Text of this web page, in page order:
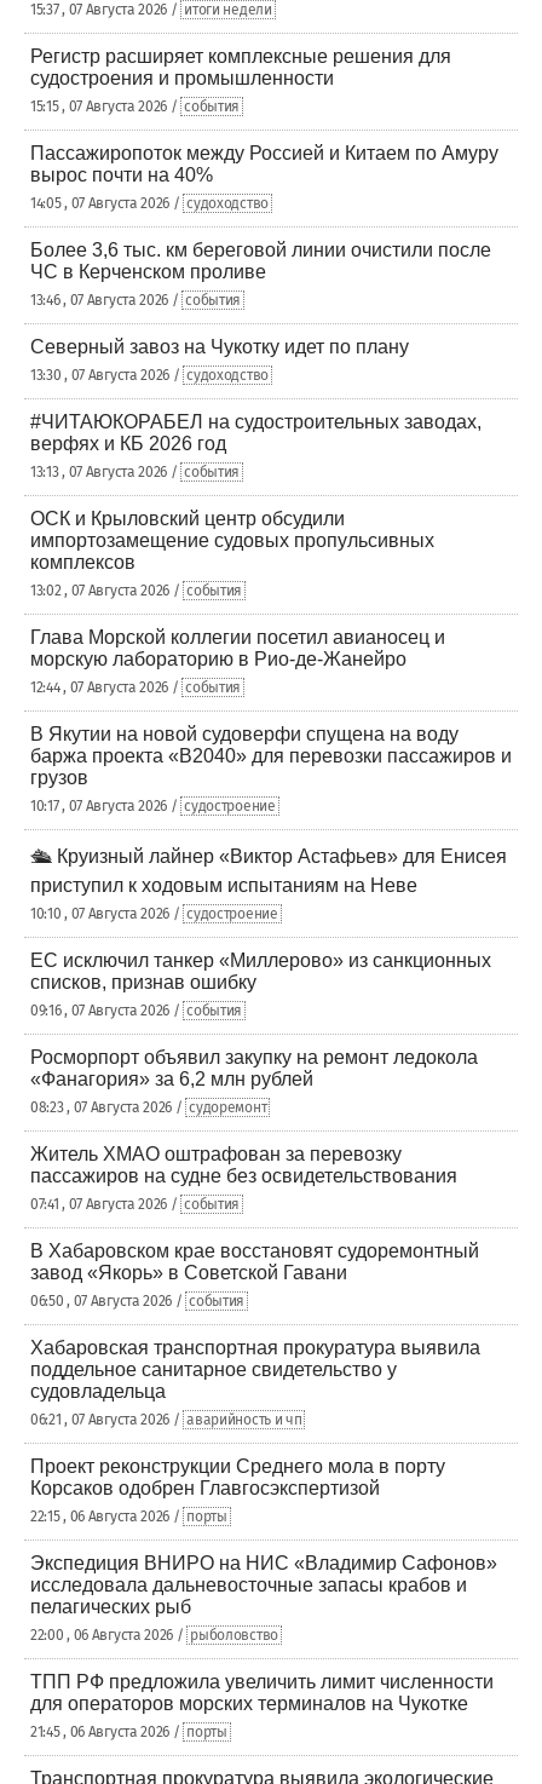
15:37 , 07 Августа 2026 / итоги недели
Регистр расширяет комплексные решения для
судостроения и промышленности
15:15 , 07 Августа 2026 / события
Пассажиропоток между Россией и Китаем по Амуру
вырос почти на 40%
14:05 , 07 Августа 2026 / судоходство
Более 3,6 тыс. км береговой линии очистили после
ЧС в Керченском проливе
13:46 , 07 Августа 2026 / события
Северный завоз на Чукотку идет по плану
13:30 , 07 Августа 2026 / судоходство
#ЧИТАЮКОРАБЕЛ на судостроительных заводах,
верфях и КБ 2026 год
13:13 , 07 Августа 2026 / события
ОСК и Крыловский центр обсудили
импортозамещение судовых пропульсивных
комплексов
13:02 , 07 Августа 2026 / события
Глава Морской коллегии посетил авианосец и
морскую лабораторию в Рио-де-Жанейро
12:44 , 07 Августа 2026 / события
В Якутии на новой судоверфи спущена на воду
баржа проекта «В2040» для перевозки пассажиров и
грузов
10:17 , 07 Августа 2026 / судостроение
🛳️ Круизный лайнер «Виктор Астафьев» для Енисея
приступил к ходовым испытаниям на Неве
10:10 , 07 Августа 2026 / судостроение
ЕС исключил танкер «Миллерово» из санкционных
списков, признав ошибку
09:16 , 07 Августа 2026 / события
Росморпорт объявил закупку на ремонт ледокола
«Фанагория» за 6,2 млн рублей
08:23 , 07 Августа 2026 / судоремонт
Житель ХМАО оштрафован за перевозку
пассажиров на судне без освидетельствования
07:41 , 07 Августа 2026 / события
В Хабаровском крае восстановят судоремонтный
завод «Якорь» в Советской Гавани
06:50 , 07 Августа 2026 / события
Хабаровская транспортная прокуратура выявила
поддельное санитарное свидетельство у
судовладельца
06:21 , 07 Августа 2026 / аварийность и чп
Проект реконструкции Среднего мола в порту
Корсаков одобрен Главгосэкспертизой
22:15 , 06 Августа 2026 / порты
Экспедиция ВНИРО на НИС «Владимир Сафонов»
исследовала дальневосточные запасы крабов и
пелагических рыб
22:00 , 06 Августа 2026 / рыболовство
ТПП РФ предложила увеличить лимит численности
для операторов морских терминалов на Чукотке
21:45 , 06 Августа 2026 / порты
Транспортная прокуратура выявила экологические